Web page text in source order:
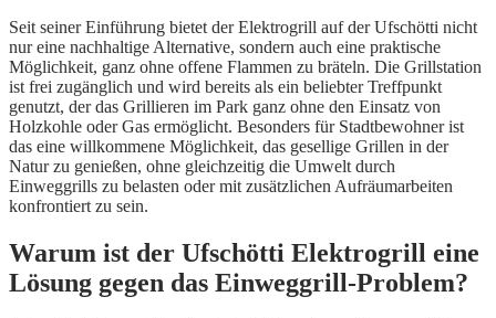
Seit seiner Einführung bietet der Elektrogrill auf der Ufschötti nicht
nur eine nachhaltige Alternative, sondern auch eine praktische
Möglichkeit, ganz ohne offene Flammen zu bräteln. Die Grillstation
ist frei zugänglich und wird bereits als ein beliebter Treffpunkt
genutzt, der das Grillieren im Park ganz ohne den Einsatz von
Holzkohle oder Gas ermöglicht. Besonders für Stadtbewohner ist
das eine willkommene Möglichkeit, das gesellige Grillen in der
Natur zu genießen, ohne gleichzeitig die Umwelt durch
Einweggrills zu belasten oder mit zusätzlichen Aufräumarbeiten
konfrontiert zu sein.
Warum ist der Ufschötti Elektrogrill eine
Lösung gegen das Einweggrill-Problem?